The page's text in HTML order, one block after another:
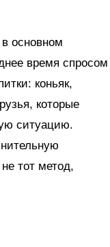
основном
время спросом
коньяк,
которые
ситуацию.
тот метод,